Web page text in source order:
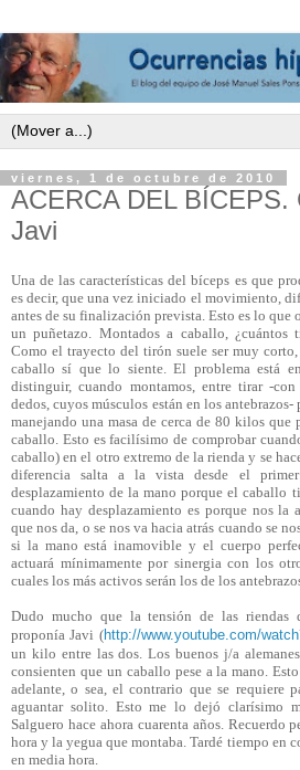
viernes, 1 de octubre de 2010
ACERCA DEL BÍCEPS.
Javi
Una de las características del bíceps es que
es decir, que una vez iniciado el movimiento,
antes de su finalización prevista. Esto es lo que
un puñetazo. Montados a caballo, ¿cuántos
Como el trayecto del tirón suele ser muy
caballo sí que lo siente. El problema está
distinguir, cuando montamos, entre tirar -
dedos, cuyos músculos están en los
manejando una masa de cerca de 80 kilos que
caballo. Esto es facilísimo de comprobar
caballo) en el otro extremo de la rienda y se
diferencia salta a la vista desde el
desplazamiento de la mano porque el caballo
cuando hay desplazamiento es porque nos la
que nos da, o se nos va hacia atrás cuando se
si la mano está inamovible y el cuerpo
actuará mínimamente por sinergia con los
cuales los más activos serán los de los
Dudo mucho que la tensión de las
proponía Javi (http://www.youtube.com/
un kilo entre las dos. Los buenos j/a
consienten que un caballo pese a la mano.
adelante, o sea, el contrario que se requiere
aguantar solito. Esto me lo dejó clarísimo
Salguero hace ahora cuarenta años. Recuerdo
hora y la yegua que montaba. Tardé tiempo en
en media hora.